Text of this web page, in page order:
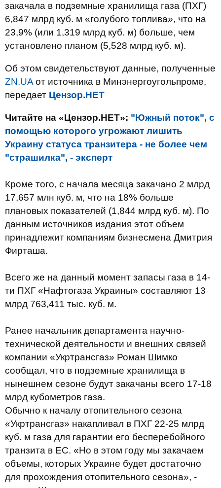
закачала в подземные хранилища газа (ПХГ)
6,847 млрд куб. м «голубого топлива», что на
23,9% (или 1,319 млрд куб. м) больше, чем
установлено планом (5,528 млрд куб. м).
Об этом свидетельствуют данные, полученные
ZN.UA от источника в Минэнергоугольпроме,
передает Цензор.НЕТ
Читайте на «Цензор.НЕТ»: "Южный поток", с
помощью которого угрожают лишить
Украину статуса транзитера - не более чем
"страшилка", - эксперт
Кроме того, с начала месяца закачано 2 млрд
17,657 млн куб. м, что на 18% больше
плановых показателей (1,844 млрд куб. м). По
данным источников издания этот объем
принадлежит компаниям бизнесмена Дмитрия
Фирташа.
Всего же на данный момент запасы газа в 14-
ти ПХГ «Нафтогаза Украины» составляют 13
млрд 763,411 тыс. куб. м.
Ранее начальник департамента научно-
технической деятельности и внешних связей
компании «Укртрансгаз» Роман Шимко
сообщал, что в подземные хранилища в
нынешнем сезоне будут закачаны всего 17-18
млрд кубометров газа.
Обычно к началу отопительного сезона
«Укртрансгаз» накапливал в ПХГ 22-25 млрд
куб. м газа для гарантии его бесперебойного
транзита в ЕС. «Но в этом году мы закачаем
объемы, которых Украине будет достаточно
для прохождения отопительного сезона», -